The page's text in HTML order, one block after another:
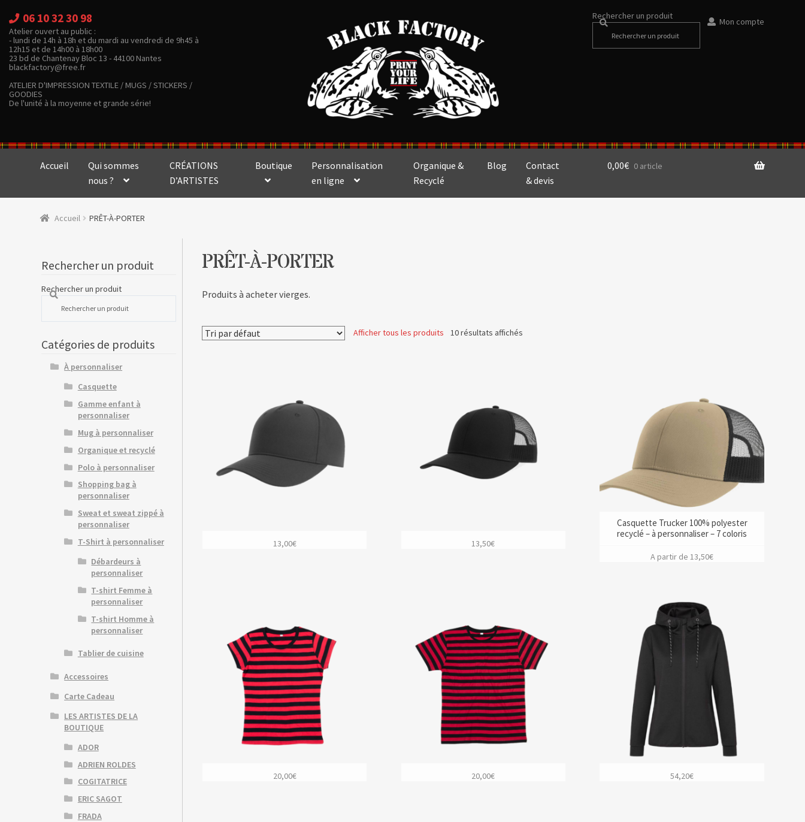
06 10 32 30 98
Atelier ouvert au public :
- lundi de 14h à 18h et du mardi au vendredi de 9h45 à
12h15 et de 14h00 à 18h00
23 bd de Chantenay Bloc 13 - 44100 Nantes
blackfactory@free.fr
ATELIER D'IMPRESSION TEXTILE / MUGS / STICKERS /
GOODIES
De l'unité à la moyenne et grande série!
Mon compte
Rechercher un produit
Accueil
Qui sommes
nous ?
CRÉATIONS
D’ARTISTES
Boutique
Personnalisation
en ligne
Organique &
Recyclé
Blog
Contact
& devis
0,00€ 0 article
Accueil PRÊT-À-PORTER
PRÊT-À-PORTER
Produits à acheter vierges.
Afficher tous les produits 10 résultats affichés
13,00€ 13,50€
Casquette Trucker 100% polyester
recyclé – à personnaliser – 7 coloris
A partir de 13,50€
20,00€ 20,00€ 54,20€
Rechercher un produit
Rechercher un produit
Catégories de produits
À personnaliser
Casquette
Gamme enfant à
personnaliser
Mug à personnaliser
Organique et recyclé
Polo à personnaliser
Shopping bag à
personnaliser
Sweat et sweat zippé à
personnaliser
T-Shirt à personnaliser
Débardeurs à
personnaliser
T-shirt Femme à
personnaliser
T-shirt Homme à
personnaliser
Tablier de cuisine
Accessoires
Carte Cadeau
LES ARTISTES DE LA
BOUTIQUE
ADOR
ADRIEN ROLDES
COGITATRICE
ERIC SAGOT
FRADA